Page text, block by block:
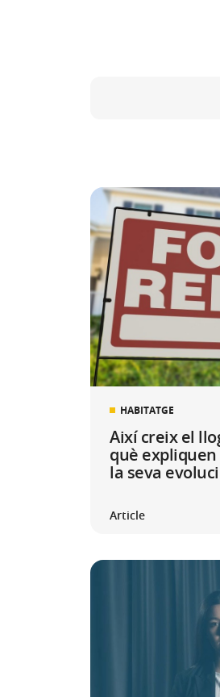
HABITATGE
Així creix el
què
la seva
Article